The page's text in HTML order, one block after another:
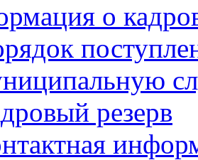
о
резерв